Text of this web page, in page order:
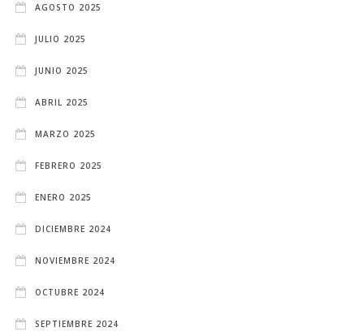
AGOSTO 2025
JULIO 2025
JUNIO 2025
ABRIL 2025
MARZO 2025
FEBRERO 2025
ENERO 2025
DICIEMBRE 2024
NOVIEMBRE 2024
OCTUBRE 2024
SEPTIEMBRE 2024